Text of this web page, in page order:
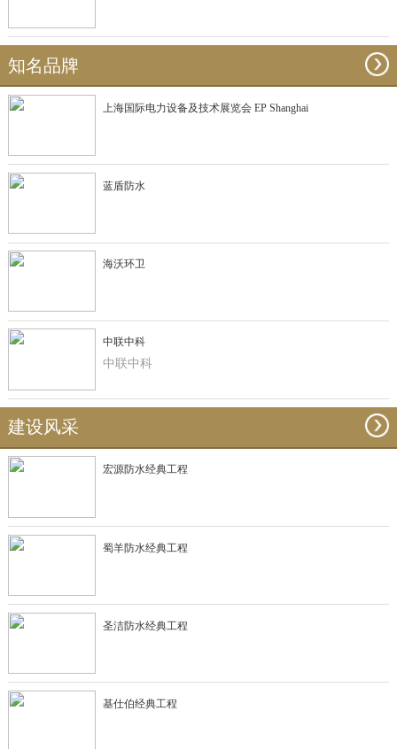
知名品牌
上海国际电力设备及技术展览会 EP Shanghai
蓝盾防水
海沃环卫
中联中科
中联中科
建设风采
宏源防水经典工程
蜀羊防水经典工程
圣洁防水经典工程
基仕伯经典工程